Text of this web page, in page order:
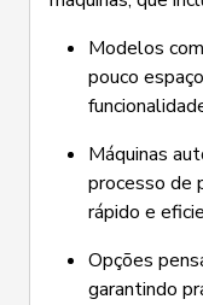
Modelos
pouco
Máquinas
processo de
rápido e
Opções
garantindo